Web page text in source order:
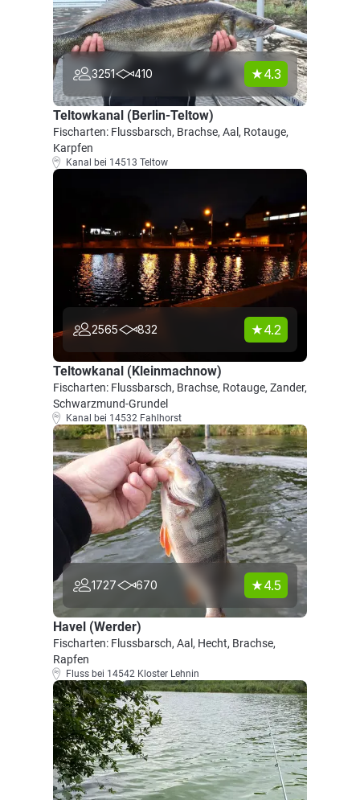
3251 410 4.3
Teltowkanal (Berlin-Teltow)
Fischarten: Flussbarsch, Brachse, Aal, Rotauge,
Karpfen
Kanal bei 14513 Teltow
2565 832 4.2
Teltowkanal (Kleinmachnow)
Fischarten: Flussbarsch, Brachse, Rotauge, Zander,
Schwarzmund-Grundel
Kanal bei 14532 Fahlhorst
1727 670 4.5
Havel (Werder)
Fischarten: Flussbarsch, Aal, Hecht, Brachse,
Rapfen
Fluss bei 14542 Kloster Lehnin